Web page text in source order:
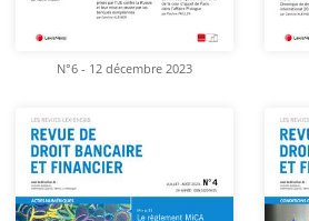
N°6 - 12 décembre 2023